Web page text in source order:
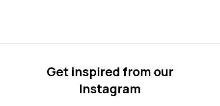
Get inspired from our
Instagram